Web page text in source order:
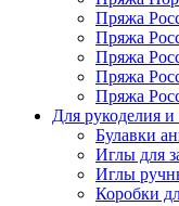
Пряжа
Пряжа
Пряжа
Пряжа
Пряжа
Для рукоделия
Булавки
Иглы для
Иглы
Коробки